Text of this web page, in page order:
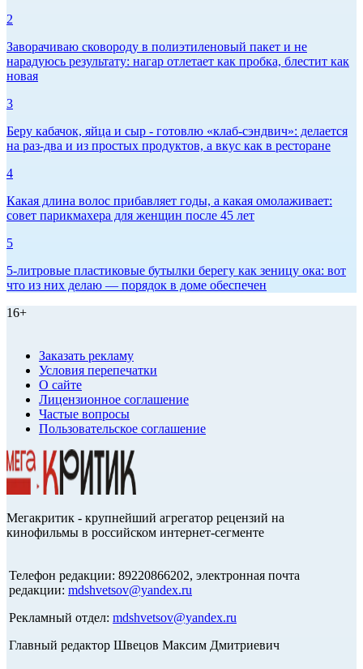
2
Заворачиваю сковороду в полиэтиленовый пакет и не
нарадуюсь результату: нагар отлетает как пробка, блестит как
новая
3
Беру кабачок, яйца и сыр - готовлю «клаб-сэндвич»: делается
на раз-два и из простых продуктов, а вкус как в ресторане
4
Какая длина волос прибавляет годы, а какая омолаживает:
совет парикмахера для женщин после 45 лет
5
5-литровые пластиковые бутылки берегу как зеницу ока: вот
что из них делаю — порядок в доме обеспечен
16+
Заказать рекламу
Условия перепечатки
О сайте
Лицензионное соглашение
Частые вопросы
Пользовательское соглашение
Мегакритик - крупнейший агрегатор рецензий на
кинофильмы в российском интернет-сегменте
Телефон редакции: 89220866202, электронная почта
редакции: mdshvetsov@yandex.ru
Рекламный отдел: mdshvetsov@yandex.ru
Главный редактор Швецов Максим Дмитриевич